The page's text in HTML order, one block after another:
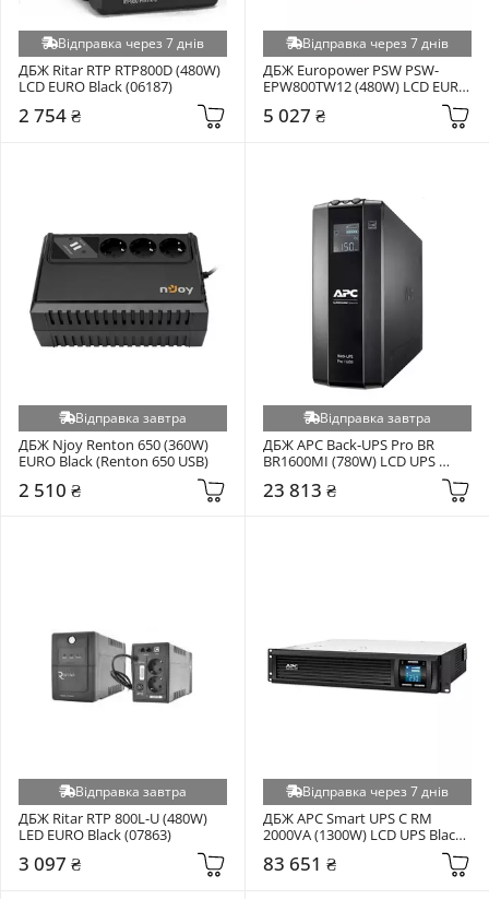
Відправка через 7 днів
ДБЖ Ritar RTP RTP800D (480W)
LCD EURO Black (06187)
2 754 ₴
Відправка через 7 днів
ДБЖ Europower PSW PSW-
EPW800TW12 (480W) LCD EURO
5 027 ₴
Відправка завтра
ДБЖ Njoy Renton 650 (360W)
EURO Black (Renton 650 USB)
2 510 ₴
Відправка завтра
ДБЖ APC Back-UPS Pro BR
BR1600MI (780W) LCD UPS
23 813 ₴
Відправка завтра
ДБЖ Ritar RTP 800L-U (480W)
LED EURO Black (07863)
3 097 ₴
Відправка через 7 днів
ДБЖ APC Smart UPS C RM
2000VA (1300W) LCD UPS Black
83 651 ₴